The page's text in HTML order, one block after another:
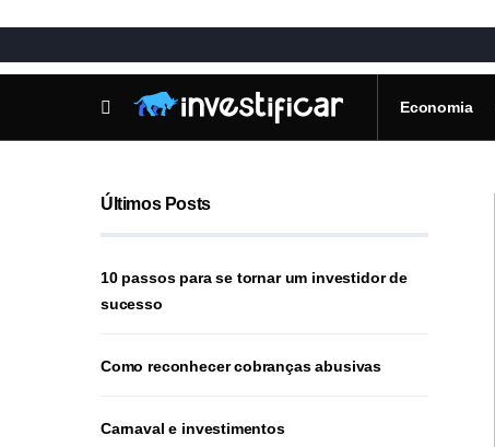
Economia
Últimos Posts
10 passos para se tornar um investidor de
sucesso
Como reconhecer cobranças abusivas
Carnaval e investimentos